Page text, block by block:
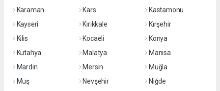
Karaman
Kars
Kastamonu
Kayseri
Kırıkkale
Kırşehir
Kilis
Kocaeli
Konya
Kütahya
Malatya
Manisa
Mardin
Mersin
Muğla
Muş
Nevşehir Niğde